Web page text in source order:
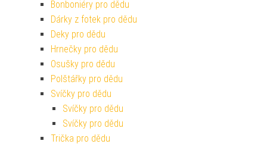
Bonboniéry pro dědu
Dárky z fotek pro dědu
Deky pro dědu
Hrnečky pro dědu
Osušky pro dědu
Polštářky pro dědu
Svíčky pro dědu
Svíčky pro dědu
Svíčky pro dědu
Trička pro dědu